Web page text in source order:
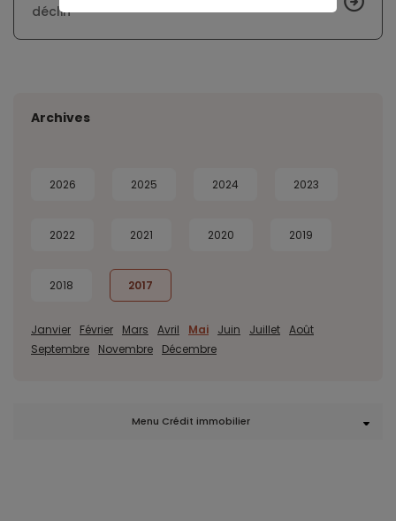
déclin
Archives
2026 2025 2024 2023
2022 2021 2020 2019
2018 2017
Janvier Février Mars Avril Mai Juin Juillet Août
Septembre
Novembre Décembre
Menu Crédit immobilier